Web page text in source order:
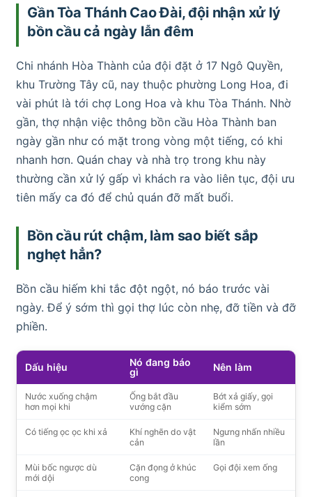
Gần Tòa Thánh Cao Đài, đội nhận xử lý
bồn cầu cả ngày lẫn đêm
Chi nhánh Hòa Thành của đội đặt ở 17 Ngô Quyền,
khu Trường Tây cũ, nay thuộc phường Long Hoa, đi
vài phút là tới chợ Long Hoa và khu Tòa Thánh. Nhờ
gần, thợ nhận việc thông bồn cầu Hòa Thành ban
ngày gần như có mặt trong vòng một tiếng, có khi
nhanh hơn. Quán chay và nhà trọ trong khu này
thường cần xử lý gấp vì khách ra vào liên tục, đội ưu
tiên mấy ca đó để chủ quán đỡ mất buổi.
Bồn cầu rút chậm, làm sao biết sắp
nghẹt hẳn?
Bồn cầu hiếm khi tắc đột ngột, nó báo trước vài
ngày. Để ý sớm thì gọi thợ lúc còn nhẹ, đỡ tiền và đỡ
phiền.
Dấu hiệu
Nó đang báo
gì
Nên làm
Nước xuống chậm
hơn mọi khi
Ống bắt đầu
vướng cặn
Bớt xả giấy, gọi
kiểm sớm
Có tiếng ọc ọc khi xả
Khí nghẽn do vật
cản
Ngưng nhấn nhiều
lần
Mùi bốc ngược dù
mới dội
Cặn đọng ở khúc
cong
Gọi đội xem ống